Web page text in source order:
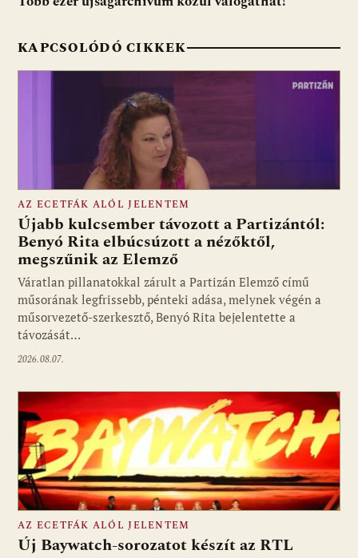
KAPCSOLÓDÓ CIKKEK
Fotó: media1.hu
AZ ECETFÁK ALÓL JELENTEM
Újabb kulcsember távozott a Partizántól:
Benyó Rita elbúcsúzott a nézőktől,
megszűnik az Elemző
Váratlan pillanatokkal zárult a Partizán Elemző című
műsorának legfrissebb, pénteki adása, melynek végén a
műsorvezető-szerkesztő, Benyó Rita bejelentette a
távozását…
2026.08.07.
AZ ECETFÁK ALÓL JELENTEM
Új Baywatch-sorozatot készít az RTL